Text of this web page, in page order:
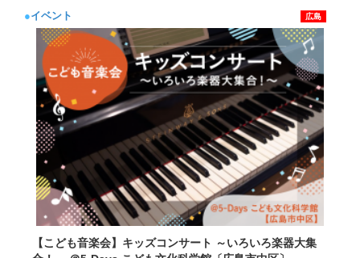
●イベント 広島
【こども音楽会】キッズコンサート ～いろいろ楽器大集